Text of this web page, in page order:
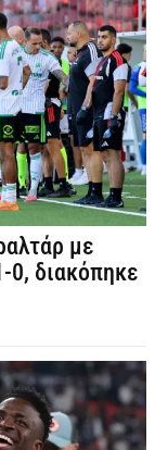
με
0, διακόπηκε